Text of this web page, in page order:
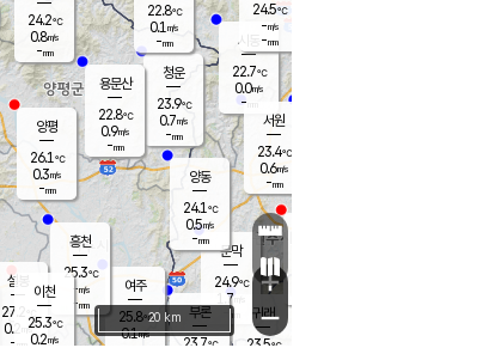
문막
24.9℃
1.7m/s
mm
부론
23.7℃
청운
23.9℃
0.7m/s
-mm
22.8℃
0.1 m/s
-mm
여주
25.8℃
0.1m/s
양동
24.1℃
0.5m/s
-mm
24.2℃
0.8m/s
-mm
흥천
25.3℃
-m/s
-mm
설봉
27.2
0.2 m/s
- mm
시동
22.7℃
0.0m/s
- mm
귀래
23.5℃
서원
23.4℃
0.6m/s
-mm
용문산
22.8℃
0.9m/s
-mm
24.5℃
-m/s
-mm
이천
25.3℃
0.2m/s
양평
26.1℃
0.3m/s
-mm
+
−
20 km